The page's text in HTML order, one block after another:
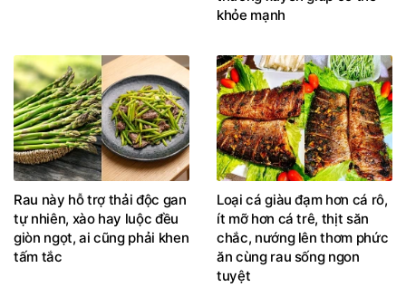
khỏe mạnh
Rau này hỗ trợ thải độc gan
tự nhiên, xào hay luộc đều
giòn ngọt, ai cũng phải khen
tấm tắc
Loại cá giàu đạm hơn cá rô,
ít mỡ hơn cá trê, thịt săn
chắc, nướng lên thơm phức
ăn cùng rau sống ngon
tuyệt